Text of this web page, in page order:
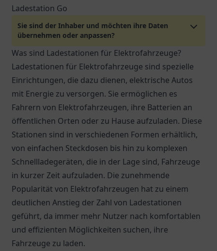
Ladestation Go
Sie sind der Inhaber und möchten ihre Daten
übernehmen oder anpassen?
Was sind Ladestationen für Elektrofahrzeuge?
Ladestationen für Elektrofahrzeuge sind spezielle
Einrichtungen, die dazu dienen, elektrische Autos
mit Energie zu versorgen. Sie ermöglichen es
Fahrern von Elektrofahrzeugen, ihre Batterien an
öffentlichen Orten oder zu Hause aufzuladen. Diese
Stationen sind in verschiedenen Formen erhältlich,
von einfachen Steckdosen bis hin zu komplexen
Schnellladegeräten, die in der Lage sind, Fahrzeuge
in kurzer Zeit aufzuladen. Die zunehmende
Popularität von Elektrofahrzeugen hat zu einem
deutlichen Anstieg der Zahl von Ladestationen
geführt, da immer mehr Nutzer nach komfortablen
und effizienten Möglichkeiten suchen, ihre
Fahrzeuge zu laden.